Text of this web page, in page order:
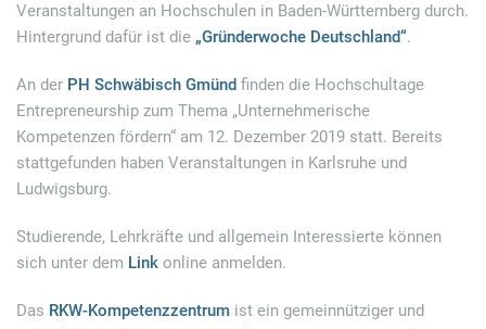
Veranstaltungen an Hochschulen in Baden-Württemberg durch.
Hintergrund dafür ist die „Gründerwoche Deutschland“.
An der PH Schwäbisch Gmünd finden die Hochschultage
Entrepreneurship zum Thema „Unternehmerische
Kompetenzen fördern“ am 12. Dezember 2019 statt. Bereits
stattgefunden haben Veranstaltungen in Karlsruhe und
Ludwigsburg.
Studierende, Lehrkräfte und allgemein Interessierte können
sich unter dem Link online anmelden.
Das RKW-Kompetenzzentrum ist ein gemeinnütziger und